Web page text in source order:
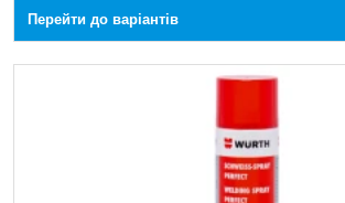
Перейти до варіантів